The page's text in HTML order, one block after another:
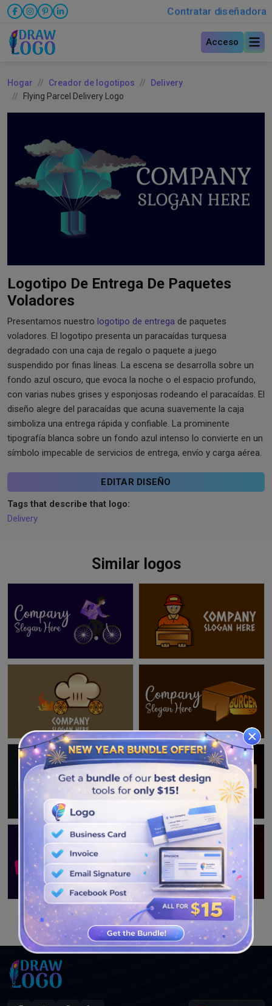
Contratar diseñadora
Acceso
Hogar Creador de logotipos
Delivery
Flying Parcel Delivery Logo
Logotipo De Entrega De Paquetes
Voladores
Presentamos nuestro logotipo de entrega de paquetes
voladores. El logotipo presenta un paracaídas turquesa
degradado con una caja de regalo o paquete a juego
suspendido por finas líneas. La escena se desarrolla sobre un
fondo azul oscuro, que evoca la noche o el espacio profundo,
con varias nubes grises y esponjosas rodeando el paracaídas. El
diseño alegre del paracaídas que acuna suavemente la caja
simboliza una entrega rápida y confiable. La prominente
tipografía blanca sobre un fondo azul intenso lo convierte en un
símbolo impecable de servicios de entrega, envío y carga aérea.
EDITAR DISEÑO
Tags that describe that logo:
Delivery
Similar logos
VER MÁS DISEÑOS